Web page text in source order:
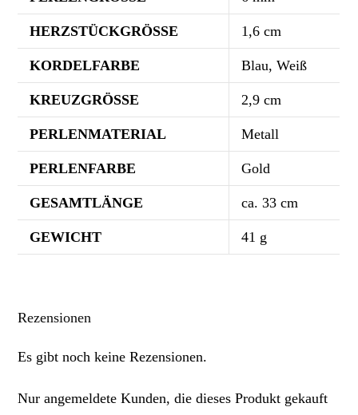
HERZSTÜCKGRÖSSE 1,6 cm
KORDELFARBE Blau, Weiß
KREUZGRÖSSE 2,9 cm
PERLENMATERIAL Metall
PERLENFARBE Gold
GESAMTLÄNGE ca. 33 cm
GEWICHT 41 g
Rezensionen
Es gibt noch keine Rezensionen.
Nur angemeldete Kunden, die dieses Produkt gekauft